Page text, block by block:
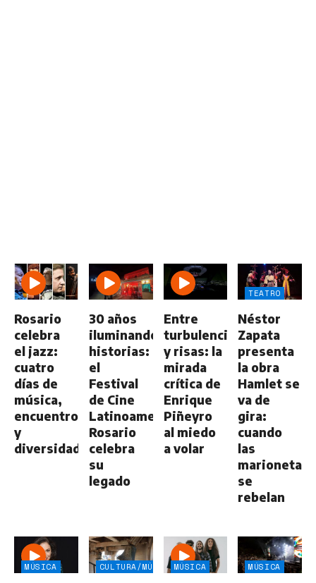
Rosario
celebra
el jazz:
cuatro
días de
música,
encuentro
y
diversidad
30 años
iluminando
historias:
el
Festival
de Cine
Latinoamericano
Rosario
celebra
su
legado
Entre
turbulencias
y risas: la
mirada
crítica de
Enrique
Piñeyro
al miedo
a volar
TEATRO
Néstor
Zapata
presenta
la obra
Hamlet se
va de
gira:
cuando
las
marionetas
se
rebelan
MÚSICA CULTURA/MÚSICAMÚSICA MÚSICA